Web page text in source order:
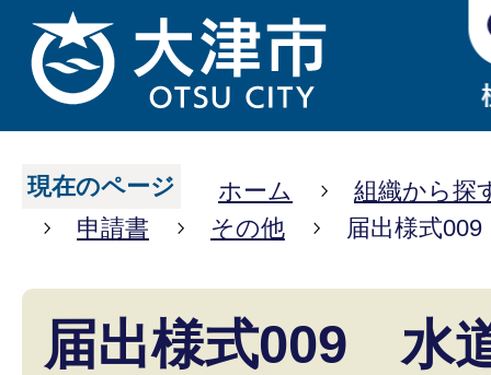
現在のページ ホーム
組織から探
申請書
その他 届出様式
届出様式009 水